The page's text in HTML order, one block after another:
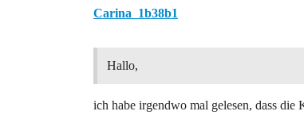
Carina_1b38b1
Hallo,
ich habe irgendwo mal gelesen, dass